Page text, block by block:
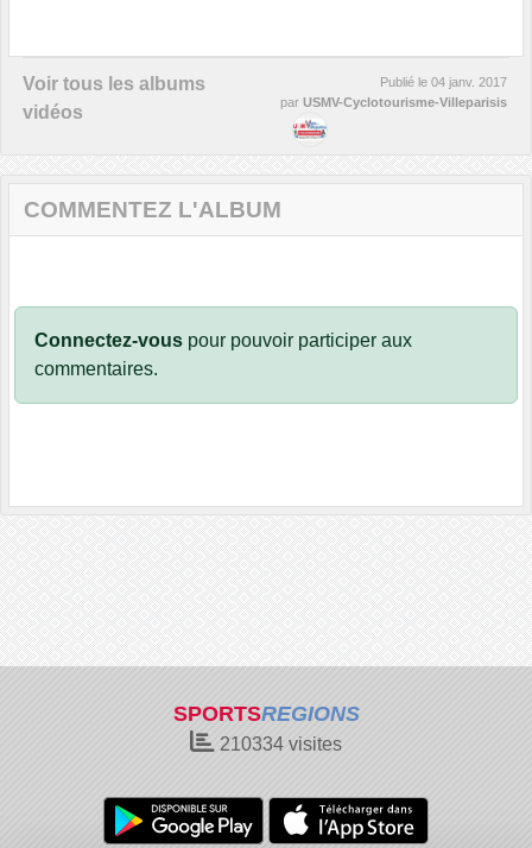
Voir tous les albums
vidéos
Publié le 04 janv. 2017
par USMV-Cyclotourisme-Villeparisis
COMMENTEZ L'ALBUM
Connectez-vous pour pouvoir participer aux
commentaires.
SPORTSREGIONS
210334 visites